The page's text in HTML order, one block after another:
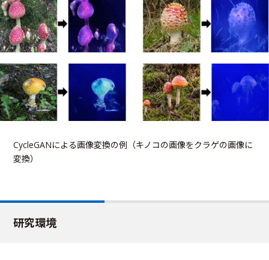
CycleGANによる画像変換の例（キノコの画像をクラゲの画像に
変換）
研究環境